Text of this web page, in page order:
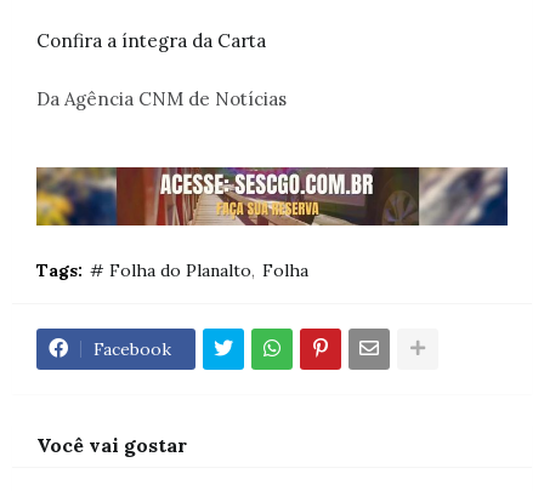
Confira a íntegra da Carta
Da Agência CNM de Notícias
Tags: # Folha do Planalto Folha
Facebook
Você vai gostar